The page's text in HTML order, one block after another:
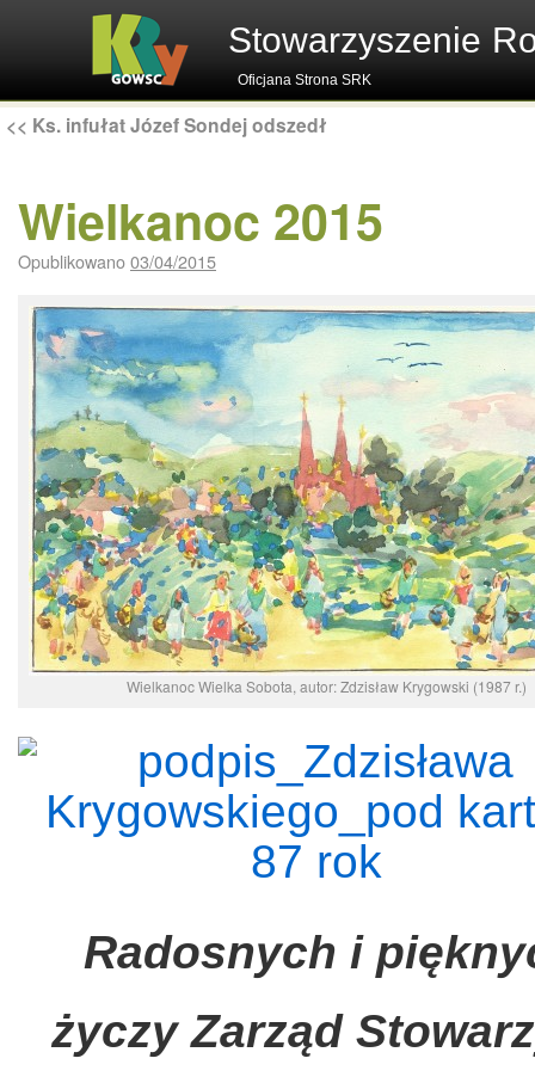
Stowarzyszenie
Oficjana Strona SRK
<< Ks. infułat Józef Sondej odszedł
Wielkanoc 2015
Opublikowano03/04/2015
Wielkanoc Wielka Sobota, autor: Zdzisław Krygowski (1987 r.)
Radosnych i
życzy Zarząd